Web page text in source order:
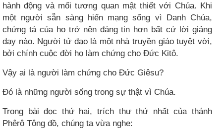
hành động và mối tương quan mật thiết với Chúa. Khi
một người sẵn sàng hiến mạng sống vì Danh Chúa,
chứng tá của họ trở nên đáng tin hơn bất cứ lời giảng
dạy nào. Người tử đạo là một nhà truyền giáo tuyệt vời,
bởi chính cuộc đời họ làm chứng cho Đức Kitô.
Vậy ai là người làm chứng cho Đức Giêsu?
Đó là những người sống trong sự thật vì Chúa.
Trong bài đọc thứ hai, trích thư thứ nhất của thánh
Phêrô Tông đồ, chúng ta vừa nghe: